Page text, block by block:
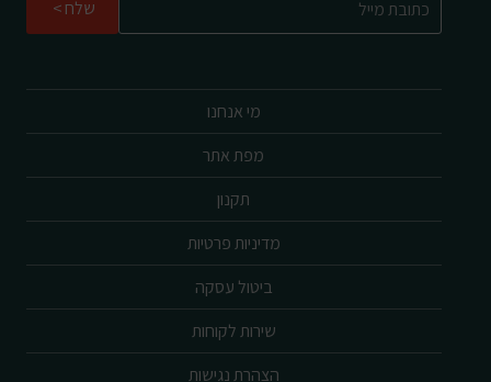
מי אנחנו
מפת אתר
תקנון
מדיניות פרטיות
ביטול עסקה
שירות לקוחות
הצהרת נגישות
שלח